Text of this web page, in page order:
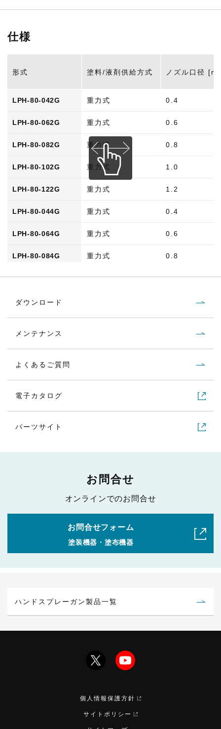
仕様
形式 塗料/液剤供給方式 ノズル口径
LPH-80-042G 重力式 0.4
LPH-80-062G 重力式 0.6
LPH-80-082G 重力式 0.8
LPH-80-102G 重力式 1.0
LPH-80-122G 重力式 1.2
LPH-80-044G 重力式 0.4
LPH-80-064G 重力式 0.6
LPH-80-084G 重力式 0.8
LPH-80-104G 重力式 1.0
LPH-80-124G
ダウンロード
メンテナンス
よくあるご質問
電子カタログ
パーツサイト
お問合せ
オンラインでのお問合せ
お問合せフォーム
塗装機器・塗布機器
ハンドスプレーガン製品一覧
個人情報保護方針
サイトポリシー